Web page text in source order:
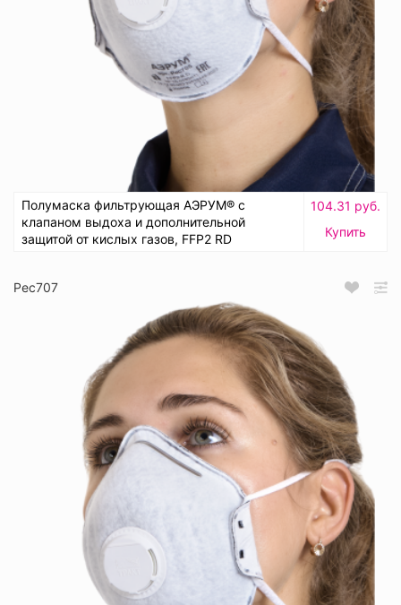
Полумаска фильтрующая АЭРУМ® с
клапаном выдоха и дополнительной
защитой от кислых газов, FFP2 RD
104.31 руб.
Купить
Рес707